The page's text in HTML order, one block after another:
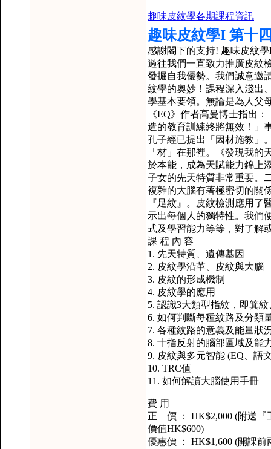
趣味皮紋學各期課程資訊
趣味皮紋學I 第十
感謝閣下的支持! 趣味皮紋
過往我們一直致力推廣皮紋
發掘自我優勢。我們誠意邀
紋學的奧妙！課程深入淺出
學基本要領。無論是為人父
《EQ》作者高曼博士指出
造的教育訓練終將無效！」
孔子經已提出「因材施教」
「材」在那裡。《發現我
於本能，成為天賦能力錦上
子女的先天特質非常重要。
複雜的大腦有著極密切的關
『足紋』。皮紋檢測應用
示出每個人的獨特性。我們
式及學習能力等等，對了解
課 程 內 容
1. 先天特質、遺傳基因
2. 皮紋學沿革、皮紋與大腦
3. 皮紋的形成機制
4. 皮紋學的應用
5. 認識3大類型指紋，即箕
6. 如何判斷每種紋路及分類
7. 各種紋路的意義及能量狀
8. 十指反射的腦部區域及能
9. 皮紋與多元智能 (EQ、語
10. TRC值
11. 如何解讀大腦使用手冊
費 用
正 價 ： HK$2,000 (附送『
價值HK$600)
優惠價 ： HK$1,600 (開課